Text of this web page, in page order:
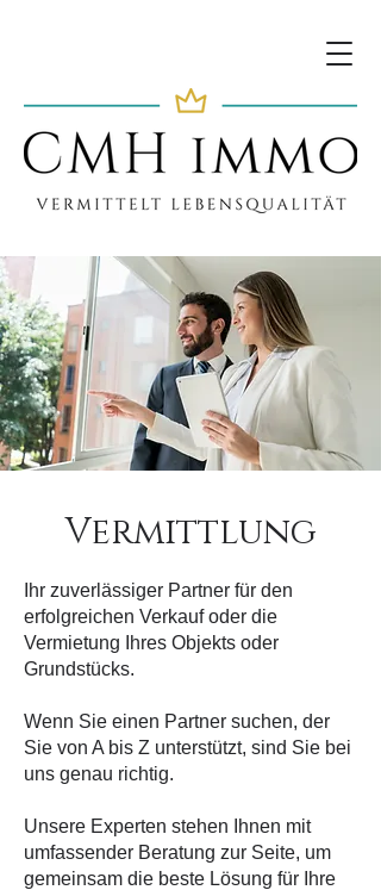
Vermittlung
Ihr zuverlässiger Partner für den
erfolgreichen Verkauf oder die
Vermietung Ihres Objekts oder
Grundstücks.
Wenn Sie einen Partner suchen, der
Sie von A bis Z unterstützt, sind Sie bei
uns genau richtig.
Unsere Experten stehen Ihnen mit
umfassender Beratung zur Seite, um
gemeinsam die beste Lösung für Ihre